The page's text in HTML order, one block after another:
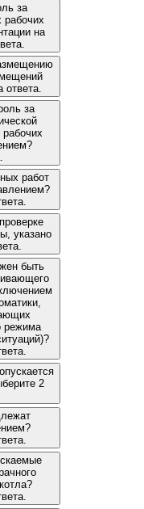
за
рабочих
на
за
работ
указано
быть
режима
2